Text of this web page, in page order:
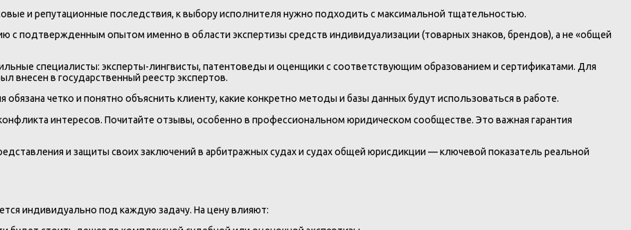
и репутационные последствия, к выбору исполнителя нужно подходить с максимальной тщательностью.
с подтвержденным опытом именно в области экспертизы средств индивидуализации (товарных знаков, брендов), а не «общей
специалисты: эксперты-лингвисты, патентоведы и оценщики с соответствующим образованием и сертификатами. Для
внесен в государственный реестр экспертов.
обязана четко и понятно объяснить клиенту, какие конкретно методы и базы данных будут использоваться в работе.
интересов. Почитайте отзывы, особенно в профессиональном юридическом сообществе. Это важная гарантия
и защиты своих заключений в арбитражных судах и судах общей юрисдикции — ключевой показатель реальной
индивидуально под каждую задачу. На цену влияют: